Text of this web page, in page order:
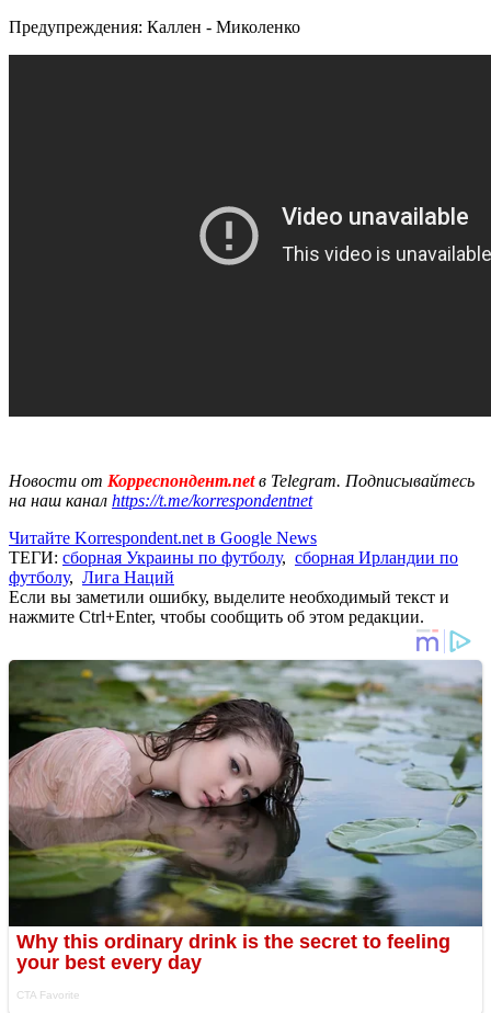
Предупреждения: Каллен - Миколенко
Новости от Корреспондент.netв Telegram. Подписывайтесь
на наш канал https://t.me/korrespondentnet
Читайте Korrespondent.net в Google News
ТЕГИ: сборная Украины по футболу, сборная Ирландии по
футболу, Лига Наций
Если вы заметили ошибку, выделите необходимый текст и
нажмите Ctrl+Enter, чтобы сообщить об этом редакции.